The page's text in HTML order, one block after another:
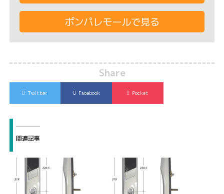
ポンパレモールで見る
Share
Twitter Facebook Pocket
関連記事